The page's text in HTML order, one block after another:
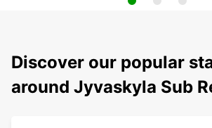
Discover our popular
around Jyvaskyla Sub